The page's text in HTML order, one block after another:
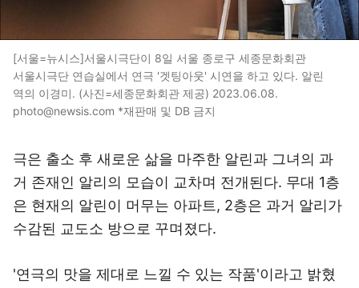
[서울=뉴시스]서울시극단이 8일 서울 종로구 세종문화회관
서울시극단 연습실에서 연극 '겟팅아웃' 시연을 하고 있다. 알린
역의 이경미. (사진=세종문화회관 제공) 2023.06.08.
photo@newsis.com *재판매 및 DB 금지
극은 출소 후 새로운 삶을 마주한 알린과 그녀의 과
거 존재인 알리의 모습이 교차며 전개된다. 무대 1층
은 현재의 알린이 머무는 아파트, 2층은 과거 알리가
수감된 교도소 방으로 꾸며졌다.
'연극의 맛을 제대로 느낄 수 있는 작품'이라고 밝혔